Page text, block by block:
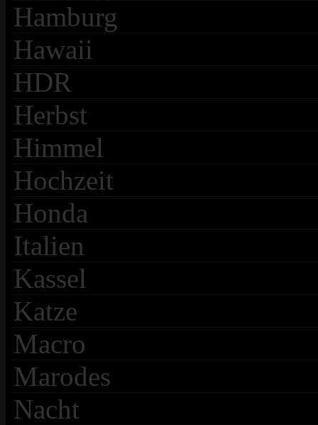
Hamburg
Hawaii
HDR
Herbst
Himmel
Hochzeit
Honda
Italien
Kassel
Katze
Macro
Marodes
Nacht